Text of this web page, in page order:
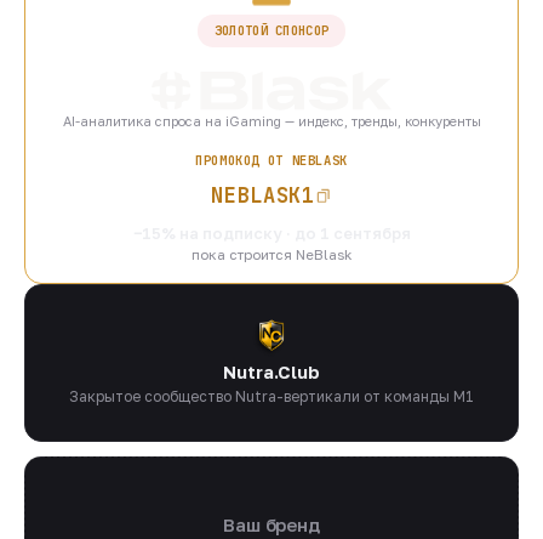
ЗОЛОТОЙ СПОНСОР
AI-аналитика спроса на iGaming — индекс, тренды, конкуренты
ПРОМОКОД ОТ NEBLASK
NEBLASK1
пока строится NeBlask
Nutra.Club
Закрытое сообщество Nutra-вертикали от команды M1
Ваш бренд